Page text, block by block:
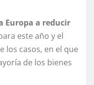
Europa a reducir
este año y el
los casos, en el que
de los bienes